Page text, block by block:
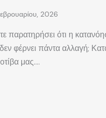
2026
παρατηρήσει ότι η
φέρνει πάντα αλλαγή;
μας….